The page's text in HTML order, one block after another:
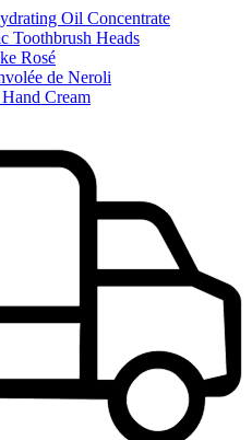
Oil Concentrate
Toothbrush Heads
Rosé
de Neroli
Cream